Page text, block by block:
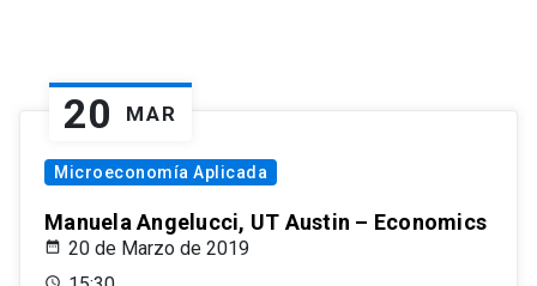
20 MAR
Microeconomía Aplicada
Manuela Angelucci, UT Austin – Economics
20 de Marzo de 2019